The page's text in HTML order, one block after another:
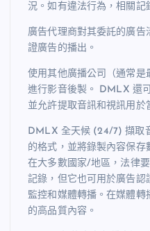
況。如有違法行為，相關記
廣告代理商對其委託的廣
證廣告的播出。
使用其他廣播公司（通常
進行影音後製。 DMLX 還
並允許提取音訊和視訊用於
DMLX 全天候 (24/7) 擷取
的格式，並將錄製內容保存
在大多數國家/地區，法律
記錄，但它也可用於廣告
監控和媒體轉播。在媒體
的高品質內容。